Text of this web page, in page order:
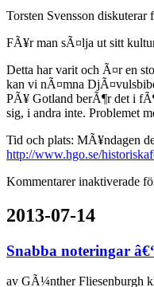
Torsten Svensson
FÃ¥r man sÃ¤lja ut sitt
Detta har varit och Ã¤r en
kan vi nÃ¤mna
PÃ¥ Gotland berÃ¶r det i
sig, i andra inte. Problemet
Tid och plats: MÃ¥ndagen
http://www.hgo.se/
Kommentarer inaktiverade
2013-07-14
Snabba noteringar
av GÃ¼nther Fliesenburgh